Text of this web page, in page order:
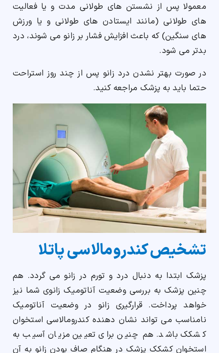
معمولا پس از نشستن های طولانی مدت و یا فعالیت
های طولانی (مانند ایستادن های طولانی و یا ورزش
های سنگین) که باعث افزایش فشار بر زانو می شوند، درد
بدتر می شود.
در صورت بهتر نشدن درد زانو پس از چند روز استراحت
حتما باید به پزشک مراجعه کنید.
تشخیص کندرومالاسی پاتلا
پزشک ابتدا به دنبال درد و تورم در زانو می گردد. هم
چنین پزشک به بررسی وضعیت آناتومیک زانوی شما نیز
خواهد پرداخت. قرارگیری زانو در وضعیت آناتومیک
نامناسب می تواند نشان دهنده کندرومالاسی استخوان
کشکک باشد. هم چنین برای تعیین مزیان آسیب به
استخوان کشکک پزشک در هنگام صاف بودن زانو به آن